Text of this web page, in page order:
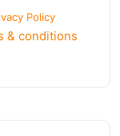
Policy
& conditions